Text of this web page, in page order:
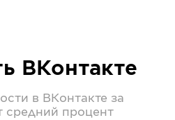
ВКонтакте
в ВКонтакте за
средний процент